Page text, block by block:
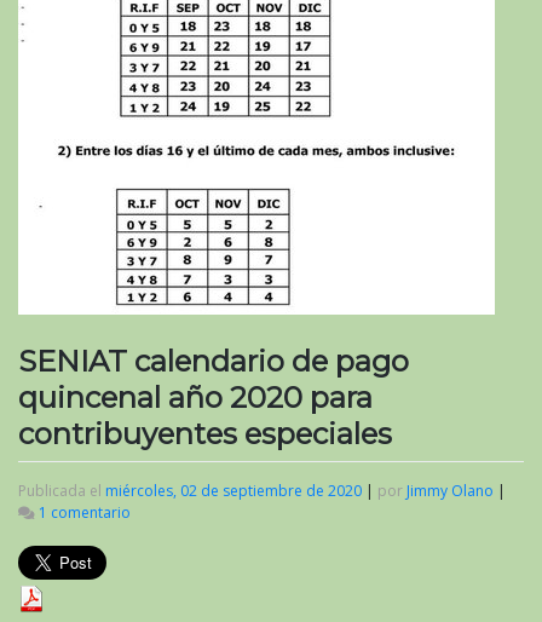
SENIAT calendario de pago
quincenal año 2020 para
contribuyentes especiales
Publicada el miércoles, 02 de septiembre de 2020 | por Jimmy Olano |
1 comentario